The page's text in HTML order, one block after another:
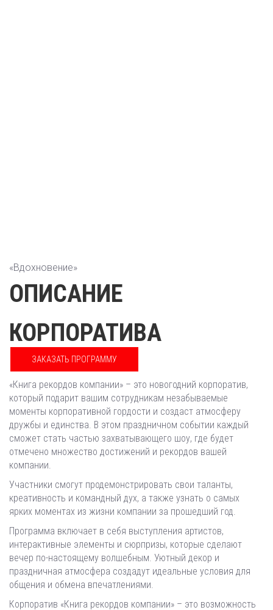
«Вдохновение»
ОПИСАНИЕ
КОРПОРАТИВА
ЗАКАЗАТЬ ПРОГРАММУ
«Книга рекордов компании» – это новогодний корпоратив,
который подарит вашим сотрудникам незабываемые
моменты корпоративной гордости и создаст атмосферу
дружбы и единства. В этом праздничном событии каждый
сможет стать частью захватывающего шоу, где будет
отмечено множество достижений и рекордов вашей
компании.
Участники смогут продемонстрировать свои таланты,
креативность и командный дух, а также узнать о самых
ярких моментах из жизни компании за прошедший год.
Программа включает в себя выступления артистов,
интерактивные элементы и сюрпризы, которые сделают
вечер по-настоящему волшебным. Уютный декор и
праздничная атмосфера создадут идеальные условия для
общения и обмена впечатлениями.
Корпоратив «Книга рекордов компании» – это возможность